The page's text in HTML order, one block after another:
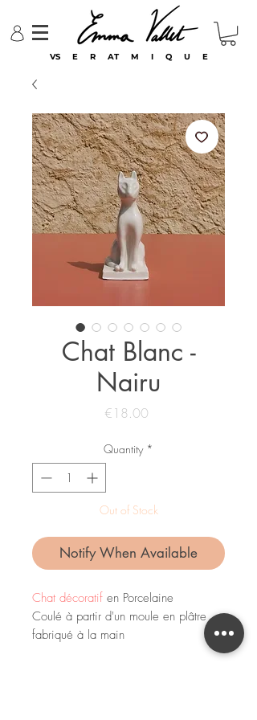
VS E R AT M I Q U E
Chat Blanc -
Nairu
€18.00
Quantity *
Out of Stock
Notify When Available
Chat décoratif en Porcelaine
Coulé à partir d'un moule en plâtre
fabriqué à la main